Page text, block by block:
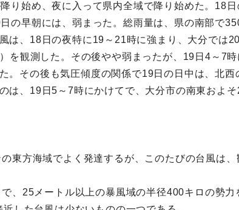
り始め、夜に入って県内全域で降り始めた。18
の早朝には、弱まった。総雨量は、県の南部で
は、18日の夜特に19～21時に強まり、大分では
を観測した。その後やや弱まったが、19日4～7
。その後も気圧傾度の関係で19日の日中は、北
は、19日5～7時にかけてで、大分市の南東およ
東方海域でよく発達するが、このたびの台風は
、25メートル以上の暴風域の半径400キロの勢力